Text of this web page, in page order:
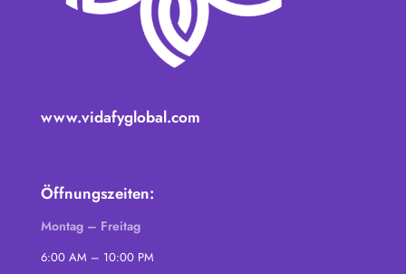
www.vidafyglobal.com
Öffnungszeiten:
Montag – Freitag
6:00 AM – 10:00 PM